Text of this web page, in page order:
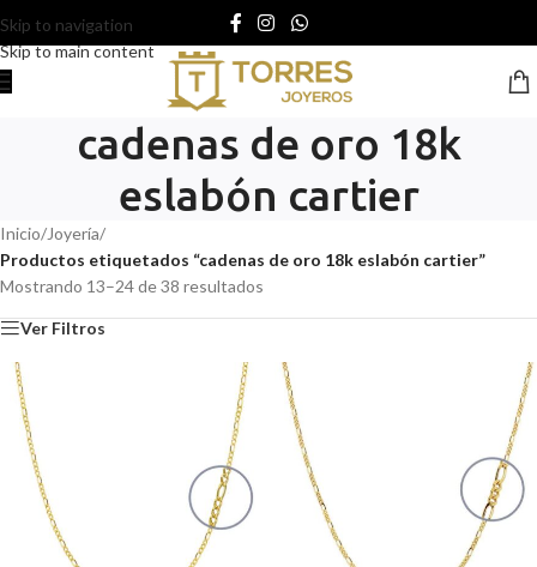
Skip to navigation
Skip to main content
cadenas de oro 18k
eslabón cartier
Inicio/Joyería/
Productos etiquetados “cadenas de oro 18k eslabón cartier”
Mostrando 13–24 de 38 resultados
Ver Filtros